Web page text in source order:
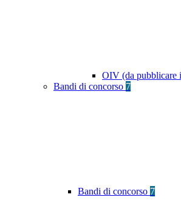
OIV (da pubblicare
Bandi di concorso 7
Bandi di concorso 7